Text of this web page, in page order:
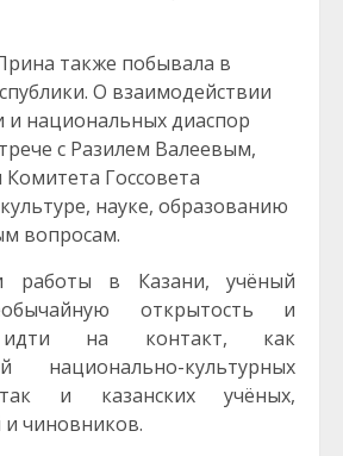
также побывала в
О взаимодействии
и национальных диаспор
с Разилем Валеевым,
Госсовета
науке, образованию
вопросам.
работы в Казани, учёный
открытость и
идти на контакт, как
национально-культурных
и казанских учёных,
и чиновников.